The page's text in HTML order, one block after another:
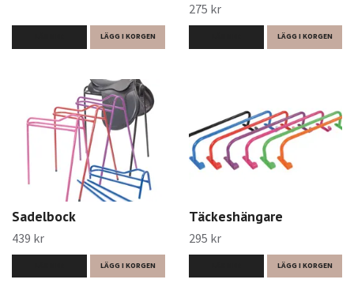
LÄGG I KORGEN
275 kr
LÄGG I KORGEN
Sadelbock
439 kr
LÄGG I KORGEN
Täckeshängare
295 kr
LÄGG I KORGEN